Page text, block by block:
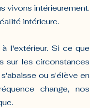
vivons intérieurement.
intérieure.
l'extérieur. Si ce que
sur les circonstances
s'abaisse ou s'élève en
change, nos